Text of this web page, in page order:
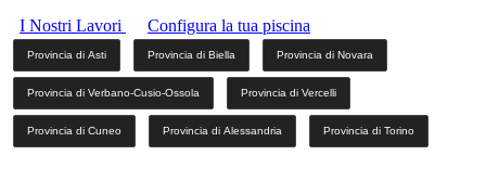
I Nostri Lavori
Configura la tua piscina
Provincia di Asti Provincia di Biella Provincia di Novara
Provincia di Verbano-Cusio-Ossola Provincia di Vercelli
Provincia di Cuneo Provincia di Alessandria Provincia di Torino